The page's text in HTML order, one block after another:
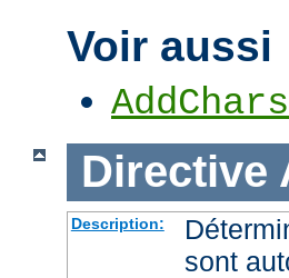
Voir aussi
Directive
Description:
sont